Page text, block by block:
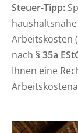
Steuer-Tipp:
Arbeitskosten
nach § 35a
Ihnen eine